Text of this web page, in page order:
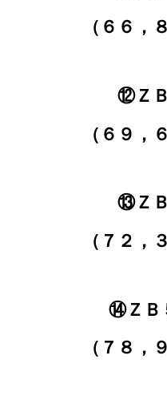
（６６，
⑫Ｚ
（６９，
⑬Ｚ
（７２，
⑭ＺＢ
（７８，